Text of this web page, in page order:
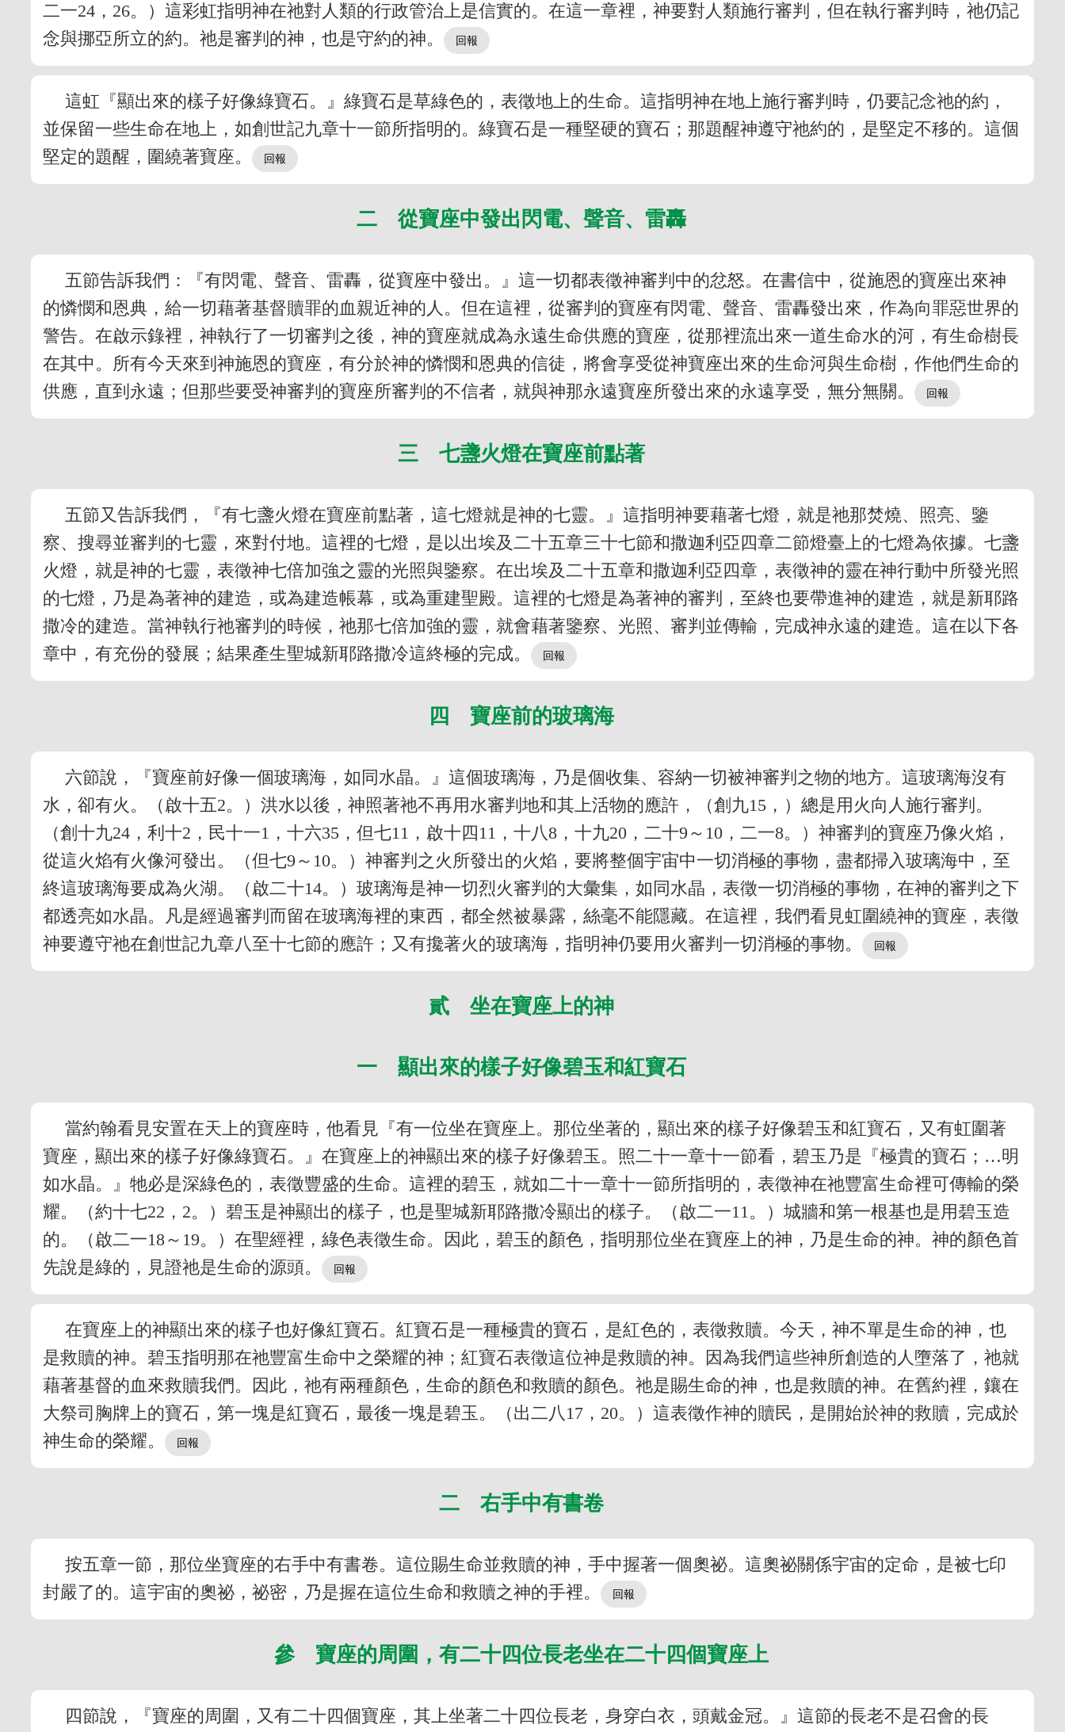
二一24，26。）這彩虹指明神在祂對人類的行政管治上是信實的。在這一章裡，神要對人類施行審判，但在執行審判時，祂仍記
念與挪亞所立的約。祂是審判的神，也是守約的神。
這虹『顯出來的樣子好像綠寶石。』綠寶石是草綠色的，表徵地上的生命。這指明神在地上施行審判時，仍要記念祂的約，
並保留一些生命在地上，如創世記九章十一節所指明的。綠寶石是一種堅硬的寶石；那題醒神遵守祂約的，是堅定不移的。這個
堅定的題醒，圍繞著寶座。
二 從寶座中發出閃電、聲音、雷轟
五節告訴我們：『有閃電、聲音、雷轟，從寶座中發出。』這一切都表徵神審判中的忿怒。在書信中，從施恩的寶座出來神
的憐憫和恩典，給一切藉著基督贖罪的血親近神的人。但在這裡，從審判的寶座有閃電、聲音、雷轟發出來，作為向罪惡世界的
警告。在啟示錄裡，神執行了一切審判之後，神的寶座就成為永遠生命供應的寶座，從那裡流出來一道生命水的河，有生命樹長
在其中。所有今天來到神施恩的寶座，有分於神的憐憫和恩典的信徒，將會享受從神寶座出來的生命河與生命樹，作他們生命的
供應，直到永遠；但那些要受神審判的寶座所審判的不信者，就與神那永遠寶座所發出來的永遠享受，無分無關。
三 七盞火燈在寶座前點著
五節又告訴我們，『有七盞火燈在寶座前點著，這七燈就是神的七靈。』這指明神要藉著七燈，就是祂那焚燒、照亮、鑒
察、搜尋並審判的七靈，來對付地。這裡的七燈，是以出埃及二十五章三十七節和撒迦利亞四章二節燈臺上的七燈為依據。七盞
火燈，就是神的七靈，表徵神七倍加強之靈的光照與鑒察。在出埃及二十五章和撒迦利亞四章，表徵神的靈在神行動中所發光照
的七燈，乃是為著神的建造，或為建造帳幕，或為重建聖殿。這裡的七燈是為著神的審判，至終也要帶進神的建造，就是新耶路
撒冷的建造。當神執行祂審判的時候，祂那七倍加強的靈，就會藉著鑒察、光照、審判並傳輸，完成神永遠的建造。這在以下各
章中，有充份的發展；結果產生聖城新耶路撒冷這終極的完成。
四 寶座前的玻璃海
六節說，『寶座前好像一個玻璃海，如同水晶。』這個玻璃海，乃是個收集、容納一切被神審判之物的地方。這玻璃海沒有
水，卻有火。（啟十五2。）洪水以後，神照著祂不再用水審判地和其上活物的應許，（創九15，）總是用火向人施行審判。
（創十九24，利十2，民十一1，十六35，但七11，啟十四11，十八8，十九20，二十9～10，二一8。）神審判的寶座乃像火焰，
從這火焰有火像河發出。（但七9～10。）神審判之火所發出的火焰，要將整個宇宙中一切消極的事物，盡都掃入玻璃海中，至
終這玻璃海要成為火湖。（啟二十14。）玻璃海是神一切烈火審判的大彙集，如同水晶，表徵一切消極的事物，在神的審判之下
都透亮如水晶。凡是經過審判而留在玻璃海裡的東西，都全然被暴露，絲毫不能隱藏。在這裡，我們看見虹圍繞神的寶座，表徵
神要遵守祂在創世記九章八至十七節的應許；又有攙著火的玻璃海，指明神仍要用火審判一切消極的事物。
貳 坐在寶座上的神
一 顯出來的樣子好像碧玉和紅寶石
當約翰看見安置在天上的寶座時，他看見『有一位坐在寶座上。那位坐著的，顯出來的樣子好像碧玉和紅寶石，又有虹圍著
寶座，顯出來的樣子好像綠寶石。』在寶座上的神顯出來的樣子好像碧玉。照二十一章十一節看，碧玉乃是『極貴的寶石；…明
如水晶。』牠必是深綠色的，表徵豐盛的生命。這裡的碧玉，就如二十一章十一節所指明的，表徵神在祂豐富生命裡可傳輸的榮
耀。（約十七22，2。）碧玉是神顯出的樣子，也是聖城新耶路撒冷顯出的樣子。（啟二一11。）城牆和第一根基也是用碧玉造
的。（啟二一18～19。）在聖經裡，綠色表徵生命。因此，碧玉的顏色，指明那位坐在寶座上的神，乃是生命的神。神的顏色首
先說是綠的，見證祂是生命的源頭。
在寶座上的神顯出來的樣子也好像紅寶石。紅寶石是一種極貴的寶石，是紅色的，表徵救贖。今天，神不單是生命的神，也
是救贖的神。碧玉指明那在祂豐富生命中之榮耀的神；紅寶石表徵這位神是救贖的神。因為我們這些神所創造的人墮落了，祂就
藉著基督的血來救贖我們。因此，祂有兩種顏色，生命的顏色和救贖的顏色。祂是賜生命的神，也是救贖的神。在舊約裡，鑲在
大祭司胸牌上的寶石，第一塊是紅寶石，最後一塊是碧玉。（出二八17，20。）這表徵作神的贖民，是開始於神的救贖，完成於
神生命的榮耀。
二 右手中有書卷
按五章一節，那位坐寶座的右手中有書卷。這位賜生命並救贖的神，手中握著一個奧祕。這奧祕關係宇宙的定命，是被七印
封嚴了的。這宇宙的奧祕，祕密，乃是握在這位生命和救贖之神的手裡。
參 寶座的周圍，有二十四位長老坐在二十四個寶座上
四節說，『寶座的周圍，又有二十四個寶座，其上坐著二十四位長老，身穿白衣，頭戴金冠。』這節的長老不是召會的長